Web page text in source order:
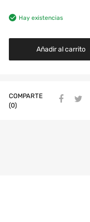
Hay existencias
Añadir al carrito
COMPARTE
(0)